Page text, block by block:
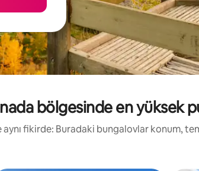
bölgesinde en yüksek
aynı fikirde: Buradaki bungalovlar konum,